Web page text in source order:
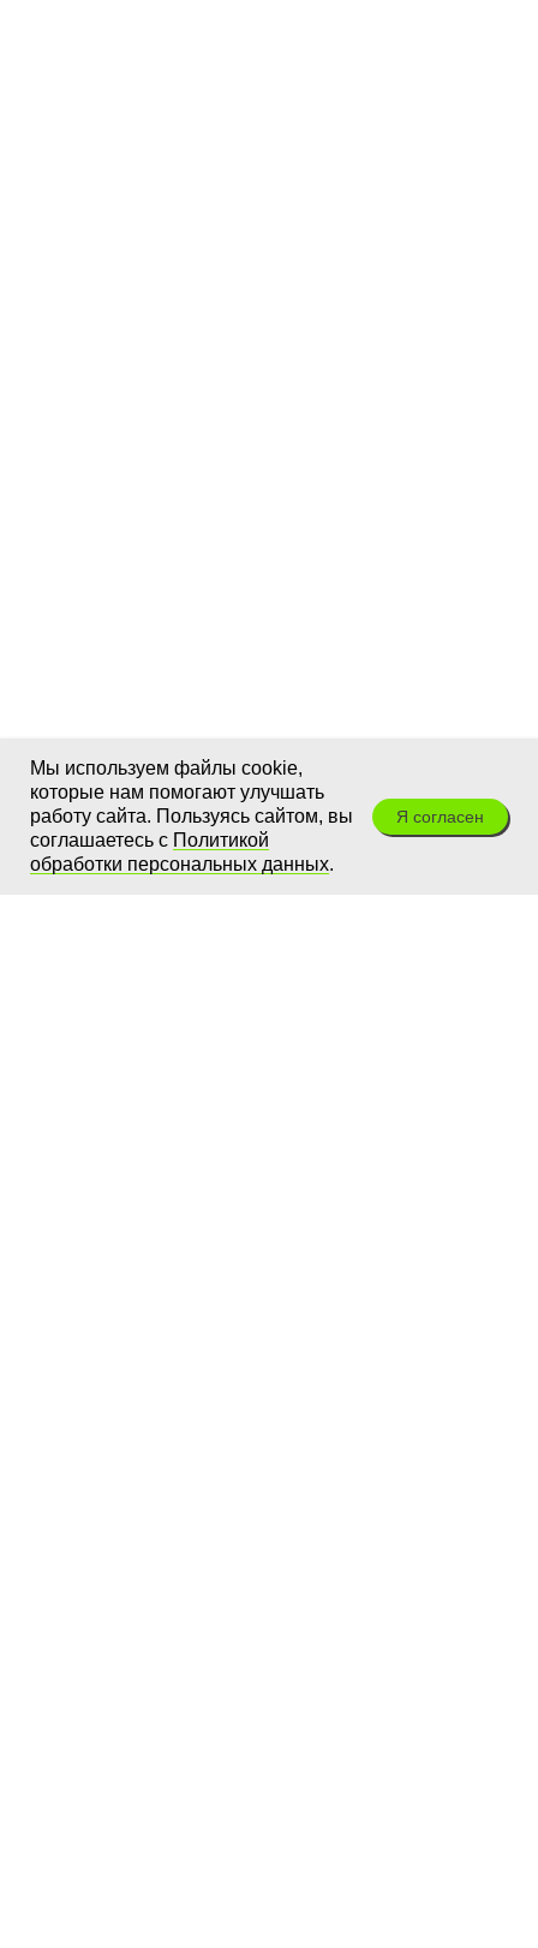
Мы используем файлы cookie,
которые нам помогают улучшать
работу сайта. Пользуясь сайтом, вы
соглашаетесь с Политикой
обработки персональных данных.
Я согласен